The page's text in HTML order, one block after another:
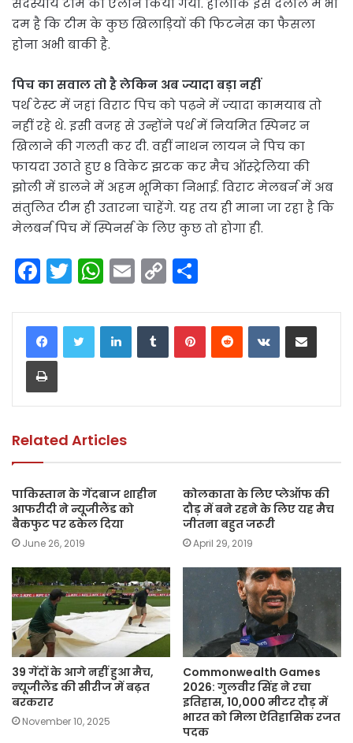
सदस्यीय टीम का ऐलान किया गया. हालाकि इस दलील में भी
दम है कि टीम के कुछ खिलाड़ियों की फिटनेस का फैसला
होना अभी बाकी है.
पिच का सवाल तो है लेकिन अब ज्यादा बड़ा नहीं
पर्थ टेस्ट में जहां विराट पिच को पढ़ने में ज्यादा कामयाब तो
नहीं रहे थे. इसी वजह से उन्होंने पर्थ में नियमित स्पिनर न
खिलाने की गलती कर दी. वहीं नाथन लायन ने पिच का
फायदा उठाते हुए 8 विकेट झटक कर मैच ऑस्ट्रेलिया की
झोली में डालने में अहम भूमिका निभाई. विराट मेलबर्न में अब
संतुलित टीम ही उतारना चाहेंगे. यह तय ही माना जा रहा है कि
मेलबर्न पिच में स्पिनर्स के लिए कुछ तो होगा ही.
F
a
c
e
b
o
k
T
w
itt
er
W
h
a
ts
p
E
m
ai
l
C
o
p
y
n
ar
e
LinkedInTumblrPinterestReddit VKontakteShare via Email
Print
Related Articles
पाकिस्तान के गेंदबाज शाहीन
आफरीदी ने न्यूजीलैंड को
बैकफुट पर ढकेल दिया
June 26, 2019
कोलकाता के लिए प्लेऑफ की
दौड़ में बने रहने के लिए यह मैच
जीतना बहुत जरूरी
April 29, 2019
39 गेंदों के आगे नहीं हुआ मैच,
न्‍यूजीलैंड की सीरीज में बढ़त
बरकरार
November 10, 2025
Commonwealth Games
2026: गुलवीर सिंह ने रचा
इतिहास, 10,000 मीटर दौड़ में
भारत को मिला ऐतिहासिक रजत
पदक